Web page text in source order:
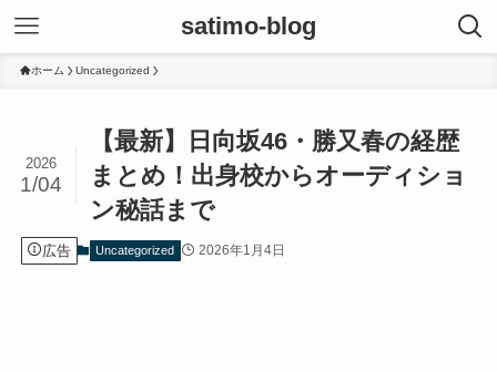
satimo-blog
ホーム Uncategorized
【最新】日向坂46・勝又春の経歴
まとめ！出身校からオーディショ
ン秘話まで
2026
1/04
広告 Uncategorized 2026年1月4日